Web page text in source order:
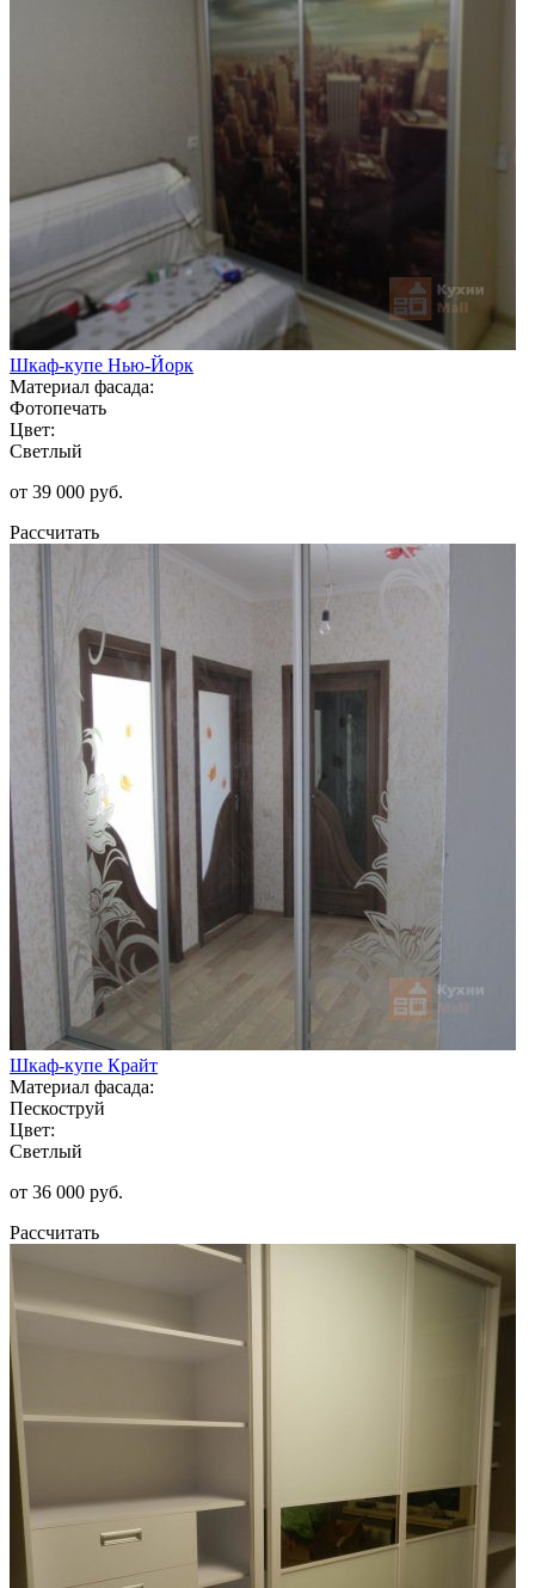
Шкаф-купе Нью-Йорк
Материал фасада:
Фотопечать
Цвет:
Светлый
от 39 000 руб.
Рассчитать
Шкаф-купе Крайт
Материал фасада:
Пескоструй
Цвет:
Светлый
от 36 000 руб.
Рассчитать